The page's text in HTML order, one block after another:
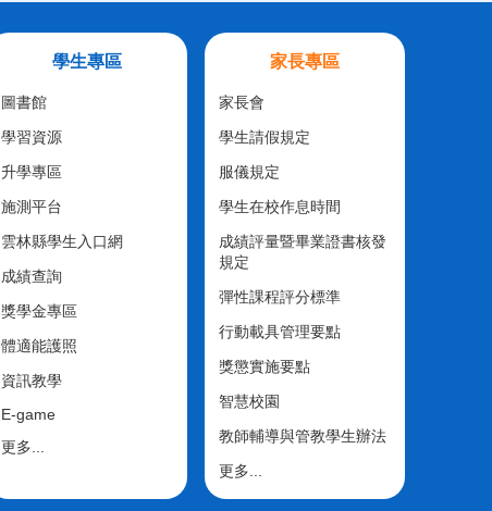
學生專區
圖書館
學習資源
升學專區
施測平台
雲林縣學生入口網
成績查詢
獎學金專區
體適能護照
資訊教學
E-game
更多...
家長專區
家長會
學生請假規定
服儀規定
學生在校作息時間
成績評量暨畢業證書核發
規定
彈性課程評分標準
行動載具管理要點
獎懲實施要點
智慧校園
教師輔導與管教學生辦法
更多...